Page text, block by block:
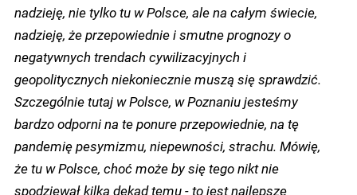
nadzieję, nie tylko tu w Polsce, ale na całym świecie,
nadzieję, że przepowiednie i smutne prognozy o
negatywnych trendach cywilizacyjnych i
geopolitycznych niekoniecznie muszą się sprawdzić.
Szczególnie tutaj w Polsce, w Poznaniu jesteśmy
bardzo odporni na te ponure przepowiednie, na tę
pandemię pesymizmu, niepewności, strachu. Mówię,
że tu w Polsce, choć może by się tego nikt nie
spodziewał kilka dekad temu - to jest najlepsze